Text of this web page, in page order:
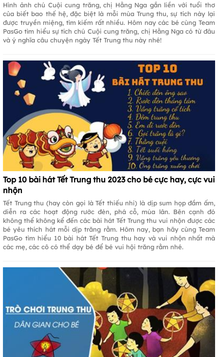
Hình ảnh chú Cuội cung trăng, chị Hằng Nga gắn liền với tuổi thơ
của biết bao thế hệ, đặc biệt là mỗi mùa Trung thu, sự tích này lại
được truyền miệng, tìm kiếm rất nhiều. Hôm nay các bé cùng Team
PasGo tìm hiểu sự tích chú Cuội cung trăng, chị Hằng Nga có từ đâu
và ý nghĩa câu chuyện ngày Tết Trung thu này nhé!
Top 10 bài hát Tết Trung thu 2023 cho bé cực hay, cực vui
nhộn
Tết Trung thu (hay còn gọi là Tết thiếu nhi) là dịp sum họp đầm ấm,
diễn ra các hoạt động rước đèn, phá cỗ, múa lân. Bên cạnh đó
không thể không kể đến các bài hát Tết Trung thu vui nhộn được các
bé yêu thích hát mỗi dịp trăng rằm. Hôm nay, bạn hãy cùng Team
PasGo tìm hiểu 10 bài hát Tết Trung thu hay và vui nhộn nhất mà
các mẹ, các cô có thể dạy bé để bé vui hội trăng rằm nhé.